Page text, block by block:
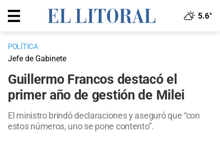
5.6°
POLÍTICA
Jefe de Gabinete
Guillermo Francos destacó el
primer año de gestión de Milei
El ministro brindó declaraciones y aseguró que “con
estos números, uno se pone contento”.